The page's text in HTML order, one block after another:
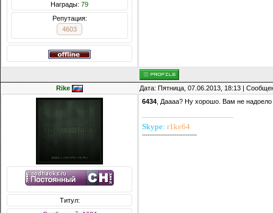
Награды: 79
Репутация:
4603
Rike Дата: Пятница, 07.06.2013, 18:13 |
Титул:
6434 , Даааа? Ну хорошо. Вам не
Skype: r1ke64
------------------------------